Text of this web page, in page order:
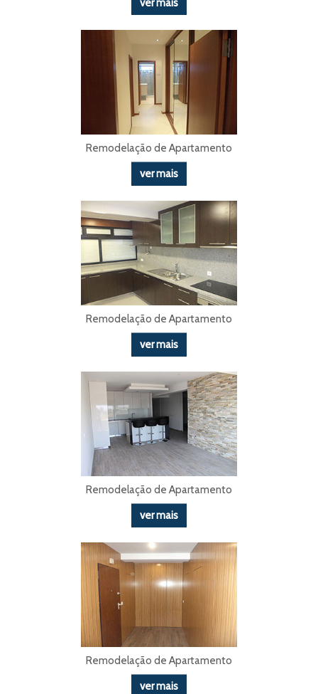
ver mais
Remodelação de Apartamento
ver mais
Remodelação de Apartamento
ver mais
Remodelação de Apartamento
ver mais
Remodelação de Apartamento
ver mais